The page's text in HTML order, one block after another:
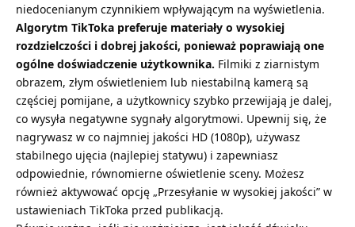
niedocenianym czynnikiem wpływającym na wyświetlenia.
Algorytm TikToka preferuje materiały o wysokiej
rozdzielczości i dobrej jakości, ponieważ poprawiają one
ogólne doświadczenie użytkownika. Filmiki z ziarnistym
obrazem, złym oświetleniem lub niestabilną kamerą są
częściej pomijane, a użytkownicy szybko przewijają je dalej,
co wysyła negatywne sygnały algorytmowi. Upewnij się, że
nagrywasz w co najmniej jakości HD (1080p), używasz
stabilnego ujęcia (najlepiej statywu) i zapewniasz
odpowiednie, równomierne oświetlenie sceny. Możesz
również aktywować opcję „Przesyłanie w wysokiej jakości” w
ustawieniach TikToka przed publikacją.